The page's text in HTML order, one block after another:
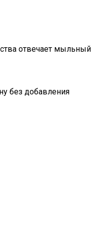
отвечает мыльный
без добавления